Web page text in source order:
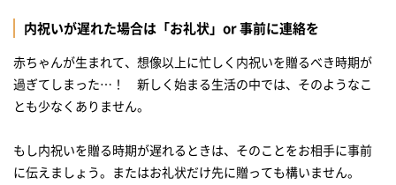
内祝いが遅れた場合は「お礼状」or 事前に連絡を
赤ちゃんが生まれて、想像以上に忙しく内祝いを贈るべき時期が
過ぎてしまった…！ 新しく始まる生活の中では、そのようなこ
とも少なくありません。
もし内祝いを贈る時期が遅れるときは、そのことをお相手に事前
に伝えましょう。またはお礼状だけ先に贈っても構いません。